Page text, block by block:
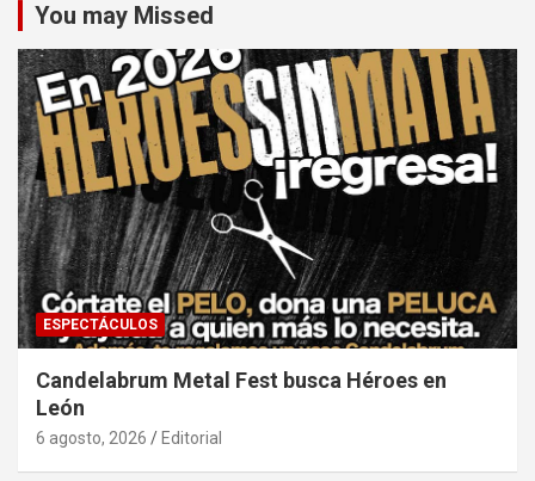
You may Missed
ESPECTÁCULOS
Candelabrum Metal Fest busca Héroes en
León
6 agosto, 2026 Editorial